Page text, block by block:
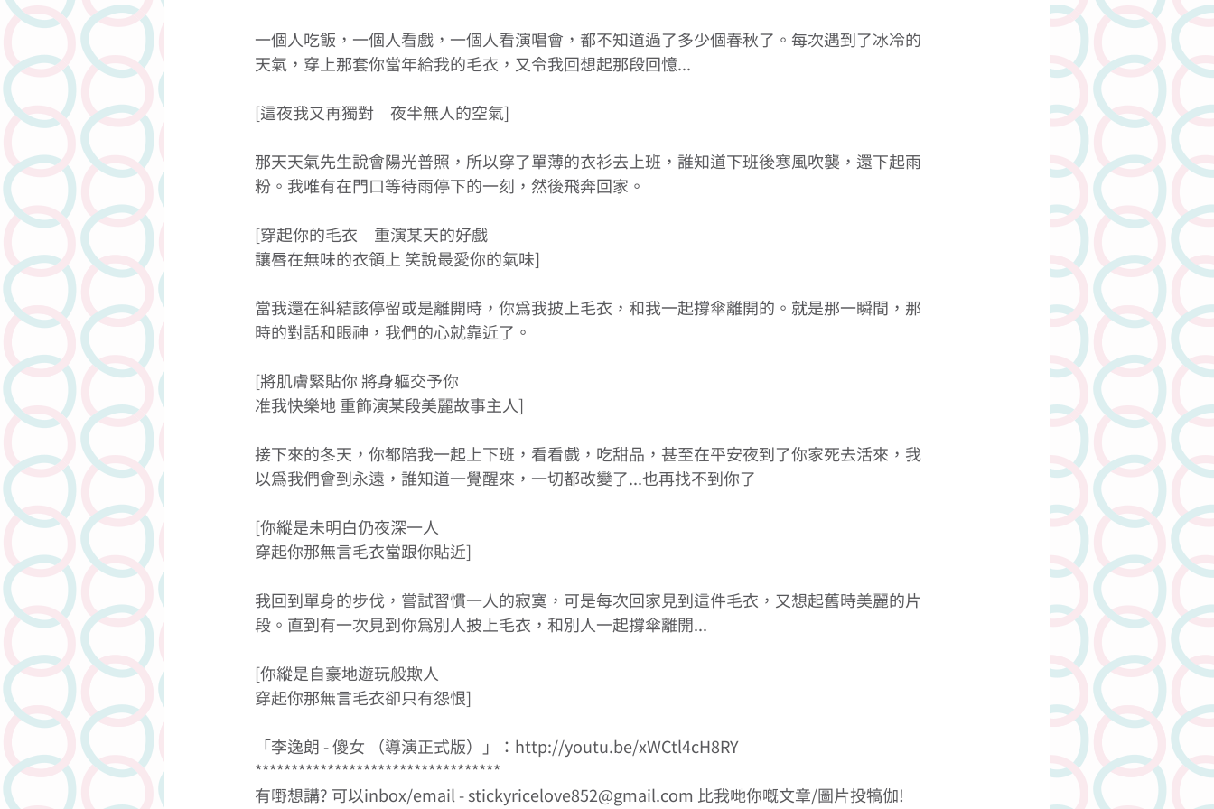
一個人吃飯，一個人看戲，一個人看演唱會，都不知道過了多少個春秋了。每次遇到了冰冷的
天氣，穿上那套你當年給我的毛衣，又令我回想起那段回憶...
[這夜我又再獨對　夜半無人的空氣]
那天天氣先生說會陽光普照，所以穿了單薄的衣衫去上班，誰知道下班後寒風吹襲，還下起雨
粉。我唯有在門口等待雨停下的一刻，然後飛奔回家。
[穿起你的毛衣　重演某天的好戲
讓唇在無味的衣領上 笑說最愛你的氣味]
當我還在糾結該停留或是離開時，你為我披上毛衣，和我一起撐傘離開的。就是那一瞬間，那
時的對話和眼神，我們的心就靠近了。
[將肌膚緊貼你 將身軀交予你
准我快樂地 重飾演某段美麗故事主人]
接下來的冬天，你都陪我一起上下班，看看戲，吃甜品，甚至在平安夜到了你家死去活來，我
以為我們會到永遠，誰知道一覺醒來，一切都改變了...也再找不到你了
[你縱是未明白仍夜深一人
穿起你那無言毛衣當跟你貼近]
我回到單身的步伐，嘗試習慣一人的寂寞，可是每次回家見到這件毛衣，又想起舊時美麗的片
段。直到有一次見到你為別人披上毛衣，和別人一起撐傘離開...
[你縱是自豪地遊玩般欺人
穿起你那無言毛衣卻只有怨恨]
「李逸朗 - 傻女 （導演正式版）」：http://youtu.be/xWCtl4cH8RY
**********************************
有嘢想講? 可以inbox/email - stickyricelove852@gmail.com 比我哋你嘅文章/圖片投犒伽!